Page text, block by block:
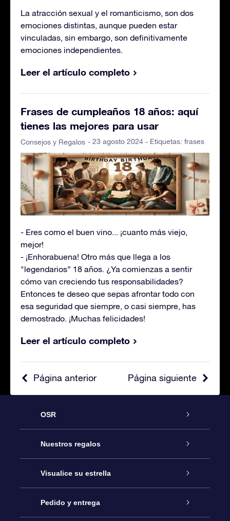
La atracción sexual y el romanticismo, son dos
emociones distintas, aunque pueden estar
vinculadas, sin embargo, son definitivamente
emociones independientes.
Leer el artículo completo
Frases de cumpleaños 18 años: aquí
tienes las mejores para usar
Consejos y Regalos - 23 agosto 2024 - Etiquetas: frases
- Eres como el buen vino... ¡cuanto más viejo,
mejor!
- ¡Enhorabuena! Otro más que llega a los
"legendarios” 18 años. ¿Ya comienzas a sentir
cómo van creciendo tus responsabilidades?
Entonces te deseo que sepas afrontar todo con
esa seguridad que siempre, o casi siempre, has
demostrado. ¡Muchas felicidades!
Leer el artículo completo
Página siguiente
Página anterior
OSR
Atención
Contáctanos
Blog
Nuestros regalos
Regalo Estrella Online
Paquete de Regalo OSR
Visualice su estrella
Registro estelar
Pedido y entrega